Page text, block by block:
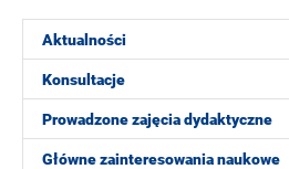
Aktualności
Konsultacje
Prowadzone zajęcia dydaktyczne
Główne zainteresowania naukowe